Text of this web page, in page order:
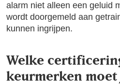
alarm niet alleen een geluid
wordt doorgemeld aan
kunnen ingrijpen.
Welke
keurmerken